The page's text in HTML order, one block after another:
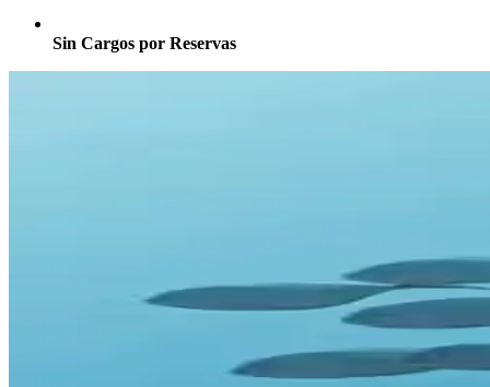
Sin Cargos por Reservas